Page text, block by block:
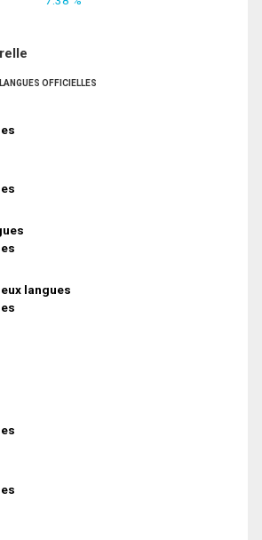
OFFICIELLES
langues